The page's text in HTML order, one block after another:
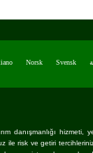
Norsk Svensk
danışmanlığı
risk ve getiri